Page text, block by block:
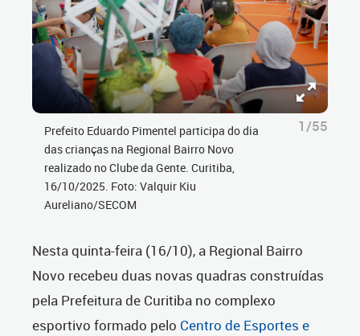
Prefeito Eduardo Pimentel participa do dia
das crianças na Regional Bairro Novo
realizado no Clube da Gente. Curitiba,
16/10/2025. Foto: Valquir Kiu
Aureliano/SECOM
1/55
Nesta quinta-feira (16/10), a Regional Bairro
Novo recebeu duas novas quadras construídas
pela Prefeitura de Curitiba no complexo
esportivo formado pelo Centro de Esportes e